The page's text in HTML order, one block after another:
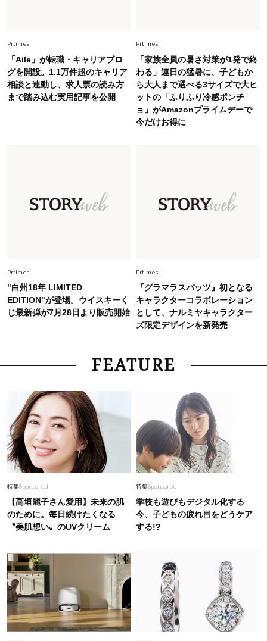
Fashion 2026.6.26
初夏はこれさえあれば！40代は【淡色ワンピ】
で即涼しげ＆上品見え〈3選〉
【40代のTシャツコーデ】超ビッグサイズ×きれ
いめハーフパンツでモードに昇華
やぐ【甘め黒アイテム】3選
Prtimes
「Aile」が転職・キャリアブロ
グを開設。1.1万件超のキャリア
相談と連動し、求人票の読み方
まで踏み込む実用記事を公開
Prtimes
「家族全員の暑さ対策が1発で終
わる」連日の猛暑に、子どもか
ら大人まで選べる3サイズで大ヒ
ットの「ふりふり冷感ポンチ
ョ」がAmazonプライムデーで
今だけお得に
Prtimes
"白州18年 LIMITED
EDITION"が登場。ウイスキーく
じ最新弾が7月28日より販売開始
Prtimes
『グラマラスパッツ』初となる
キャラクターコラボレーション
として、ナルミヤキャラクター
ズ限定デザインを新発売
FEATURE
特集Sponsored
【高垣麗子さん愛用】未来の肌
のために。毎日続けたくなる
〝美肌想い〟のUVクリーム
特集Sponsored
学校も遊びもデジタル化する
今、子どもの疲れ目をどうケア
する!?